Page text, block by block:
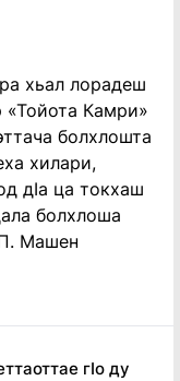
гӏо ду
хьал лорадеш
Камри»
болхлошта
хилари,
дIа ца токхаш
болхлоша
Машен